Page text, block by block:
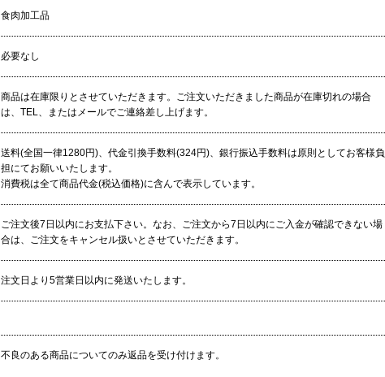
食肉加工品
必要なし
商品は在庫限りとさせていただきます。ご注文いただきました商品が在庫切れの場合
は、TEL、またはメールでご連絡差し上げます。
送料(全国一律1280円)、代金引換手数料(324円)、銀行振込手数料は原則としてお客様負
担にてお願いいたします。
消費税は全て商品代金(税込価格)に含んで表示しています。
ご注文後7日以内にお支払下さい。なお、ご注文から7日以内にご入金が確認できない場
合は、ご注文をキャンセル扱いとさせていただきます。
注文日より5営業日以内に発送いたします。
不良のある商品についてのみ返品を受け付けます。